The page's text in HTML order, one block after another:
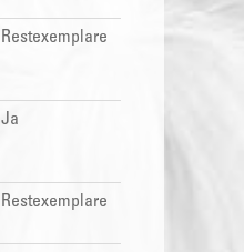
Restexemplare
Ja
Restexemplare